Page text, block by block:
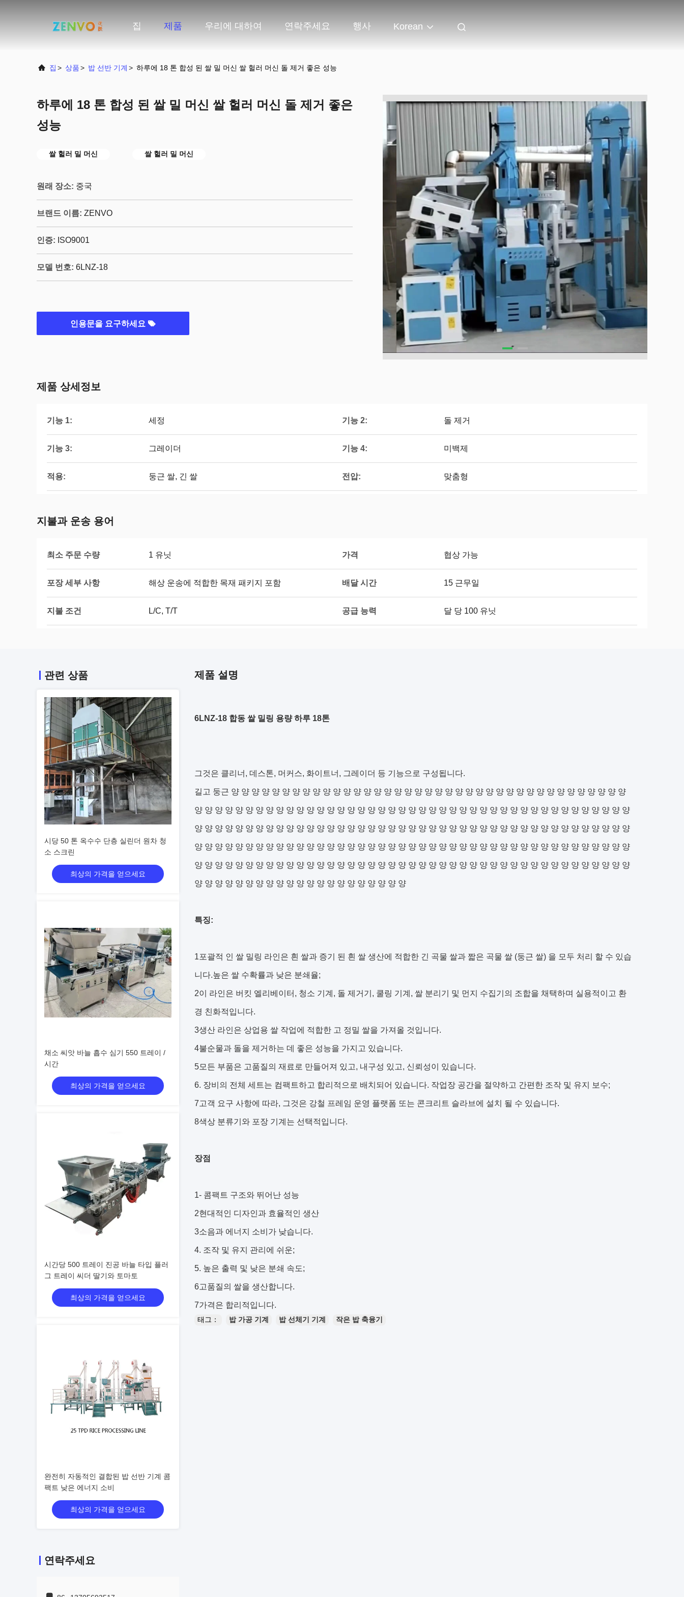
집 제품 우리에 대하여 연락주세요 행사 Korean
집 > 상품> 밥 선반 기계 > 하루에 18 톤 합성 된 쌀 밀 머신 쌀 헐러 머신 돌 제거 좋은 성능
하루에 18 톤 합성 된 쌀 밀 머신 쌀 헐러 머신 돌 제거 좋은
성능
쌀 헐러 밀 머신 쌀 헐러 밀 머신
원래 장소: 중국
브랜드 이름: ZENVO
인증: ISO9001
모델 번호: 6LNZ-18
인용문을 요구하세요
제품 상세정보
기능 1: 세정 기능 2: 돌 제거
기능 3: 그레이더 기능 4: 미백제
적용: 둥근 쌀, 긴 쌀 전압: 맞춤형
지불과 운송 용어
최소 주문 수량 1 유닛 가격 협상 가능
포장 세부 사항 해상 운송에 적합한 목재 패키지 포함 배달 시간 15 근무일
지불 조건 L/C, T/T 공급 능력 달 당 100 유닛
관련 상품
시당 50 톤 옥수수 단층 실린더 원차 청
소 스크린
최상의 가격을 얻으세요
채소 씨앗 바늘 흡수 심기 550 트레이 /
시간
최상의 가격을 얻으세요
시간당 500 트레이 진공 바늘 타입 플러
그 트레이 씨더 딸기와 토마토
최상의 가격을 얻으세요
완전히 자동적인 결합된 밥 선반 기계 콤
팩트 낮은 에너지 소비
최상의 가격을 얻으세요
연락주세요
제품 설명
6LNZ-18 합동 쌀 밀링 용량 하루 18톤
그것은 클리너, 데스톤, 머커스, 화이트너, 그레이더 등 기능으로 구성됩니다.
길고 둥근 양 양 양 양 양 양 양 양 양 양 양 양 양 양 양 양 양 양 양 양 양 양 양 양 양 양 양 양 양 양 양 양 양 양 양 양 양 양 양
양 양 양 양 양 양 양 양 양 양 양 양 양 양 양 양 양 양 양 양 양 양 양 양 양 양 양 양 양 양 양 양 양 양 양 양 양 양 양 양 양 양 양
양 양 양 양 양 양 양 양 양 양 양 양 양 양 양 양 양 양 양 양 양 양 양 양 양 양 양 양 양 양 양 양 양 양 양 양 양 양 양 양 양 양 양
양 양 양 양 양 양 양 양 양 양 양 양 양 양 양 양 양 양 양 양 양 양 양 양 양 양 양 양 양 양 양 양 양 양 양 양 양 양 양 양 양 양 양
양 양 양 양 양 양 양 양 양 양 양 양 양 양 양 양 양 양 양 양 양 양 양 양 양 양 양 양 양 양 양 양 양 양 양 양 양 양 양 양 양 양 양
양 양 양 양 양 양 양 양 양 양 양 양 양 양 양 양 양 양 양 양 양
특징:
1포괄적 인 쌀 밀링 라인은 흰 쌀과 증기 된 흰 쌀 생산에 적합한 긴 곡물 쌀과 짧은 곡물 쌀 (둥근 쌀) 을 모두 처리 할 수 있습
니다.높은 쌀 수확률과 낮은 분쇄율;
2이 라인은 버킷 엘리베이터, 청소 기계, 돌 제거기, 쿨링 기계, 쌀 분리기 및 먼지 수집기의 조합을 채택하며 실용적이고 환
경 친화적입니다.
3생산 라인은 상업용 쌀 작업에 적합한 고 정밀 쌀을 가져올 것입니다.
4불순물과 돌을 제거하는 데 좋은 성능을 가지고 있습니다.
5모든 부품은 고품질의 재료로 만들어져 있고, 내구성 있고, 신뢰성이 있습니다.
6. 장비의 전체 세트는 컴팩트하고 합리적으로 배치되어 있습니다. 작업장 공간을 절약하고 간편한 조작 및 유지 보수;
7고객 요구 사항에 따라, 그것은 강철 프레임 운영 플랫폼 또는 콘크리트 슬라브에 설치 될 수 있습니다.
8색상 분류기와 포장 기계는 선택적입니다.
장점
1- 콤팩트 구조와 뛰어난 성능
2현대적인 디자인과 효율적인 생산
3소음과 에너지 소비가 낮습니다.
4. 조작 및 유지 관리에 쉬운;
5. 높은 출력 및 낮은 분쇄 속도;
6고품질의 쌀을 생산합니다.
7가격은 합리적입니다.
태그： 밥 가공 기계 밥 선체기 기계 작은 밥 축융기